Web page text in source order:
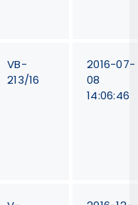
VB-
213/16
2016-07-
08
14:06:46